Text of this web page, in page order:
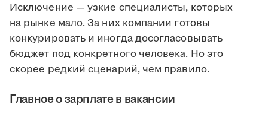
Исключение — узкие специалисты, которых
на рынке мало. За них компании готовы
конкурировать и иногда досогласовывать
бюджет под конкретного человека. Но это
скорее редкий сценарий, чем правило.
Главное о зарплате в вакансии